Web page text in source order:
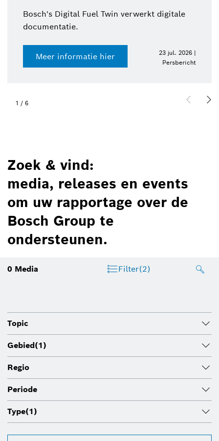
Bosch's Digital Fuel Twin verwerkt digitale
documentatie.
Meer informatie hier
23 jul. 2026 |
Persbericht
1 / 6
Zoek & vind:
media, releases en events
om uw rapportage over de
Bosch Group te
ondersteunen.
0 Media Filter(2)
Topic
Gebied(1)
Regio
Periode
Type(1)